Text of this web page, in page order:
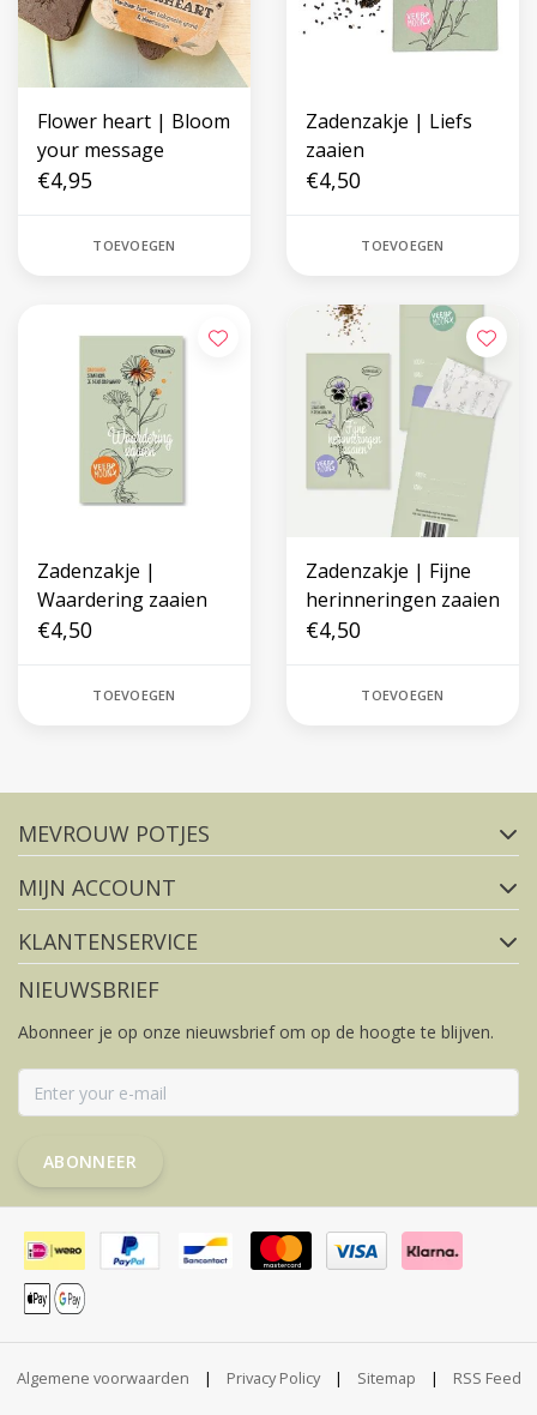
Flower heart | Bloom
your message
€4,95
TOEVOEGEN
Zadenzakje | Liefs
zaaien
€4,50
TOEVOEGEN
Zadenzakje |
Waardering zaaien
€4,50
TOEVOEGEN
Zadenzakje | Fijne
herinneringen zaaien
€4,50
TOEVOEGEN
FACEBOOK
MEVROUW POTJES
MIJN ACCOUNT
KLANTENSERVICE
NIEUWSBRIEF
Abonneer je op onze nieuwsbrief om op de hoogte te blijven.
ABONNEER
Algemene voorwaarden | Privacy Policy | Sitemap | RSS Feed